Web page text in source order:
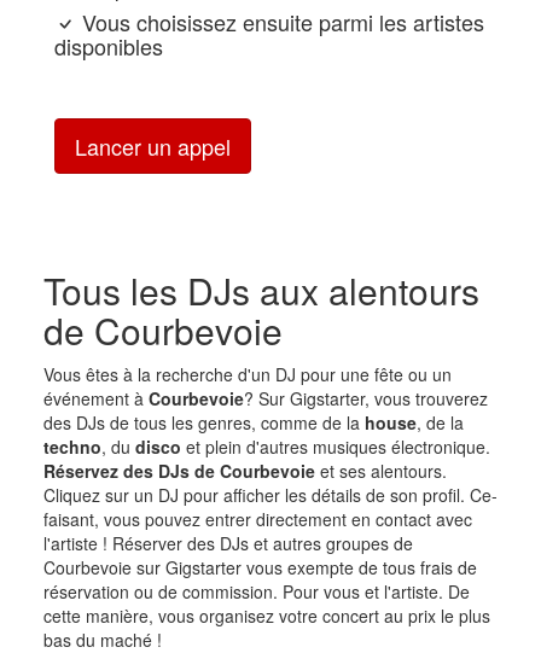
Vous choisissez ensuite parmi les artistes
disponibles
Lancer un appel
Tous les DJs aux alentours
de Courbevoie
Vous êtes à la recherche d'un DJ pour une fête ou un
événement à Courbevoie? Sur Gigstarter, vous trouverez
des DJs de tous les genres, comme de la house, de la
techno, du disco et plein d'autres musiques électronique.
Réservez des DJs de Courbevoieet ses alentours.
Cliquez sur un DJ pour afficher les détails de son profil. Ce-
faisant, vous pouvez entrer directement en contact avec
l'artiste ! Réserver des DJs et autres groupes de
Courbevoie sur Gigstarter vous exempte de tous frais de
réservation ou de commission. Pour vous et l'artiste. De
cette manière, vous organisez votre concert au prix le plus
bas du maché !